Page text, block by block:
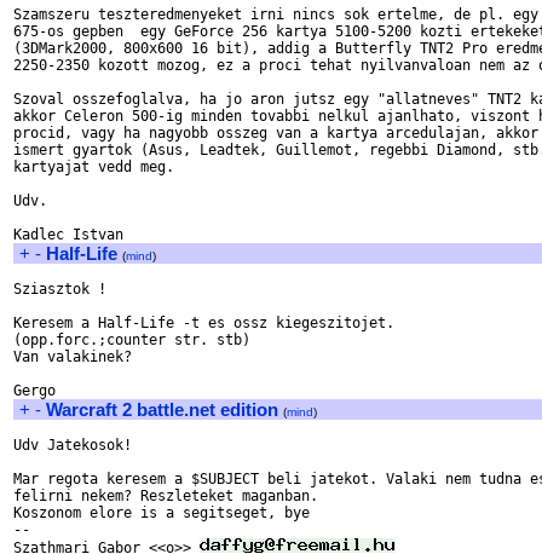
Szamszeru teszteredmenyeket irni nincs sok ertelme, de pl. egy
675-os gepben  egy GeForce 256 kartya 5100-5200 kozti
(3DMark2000, 800x600 16 bit), addig a Butterfly TNT2 Pro
2250-2350 kozott mozog, ez a proci tehat nyilvanvaloan nem az
Szoval osszefoglalva, ha jo aron jutsz egy "allatneves" TNT2
akkor Celeron 500-ig minden tovabbi nelkul ajanlhato, viszont
procid, vagy ha nagyobb osszeg van a kartya arcedulajan,
ismert gyartok (Asus, Leadtek, Guillemot, regebbi Diamond,
kartyajat vedd meg.
Udv.
+ - Half-Life (mind)
Sziasztok !
Keresem a Half-Life -t es ossz kiegeszitojet.
(opp.forc.;counter str. stb)
Van valakinek?
+ - Warcraft 2 battle.net edition (mind)
Udv Jatekosok!
Mar regota keresem a $SUBJECT beli jatekot. Valaki nem tudna
felirni nekem? Reszleteket maganban.
Koszonom elore is a segitseget, bye
--
Szathmari Gabor <<o>>